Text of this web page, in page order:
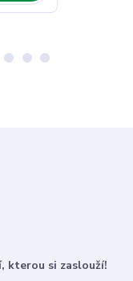
kterou si zaslouží!